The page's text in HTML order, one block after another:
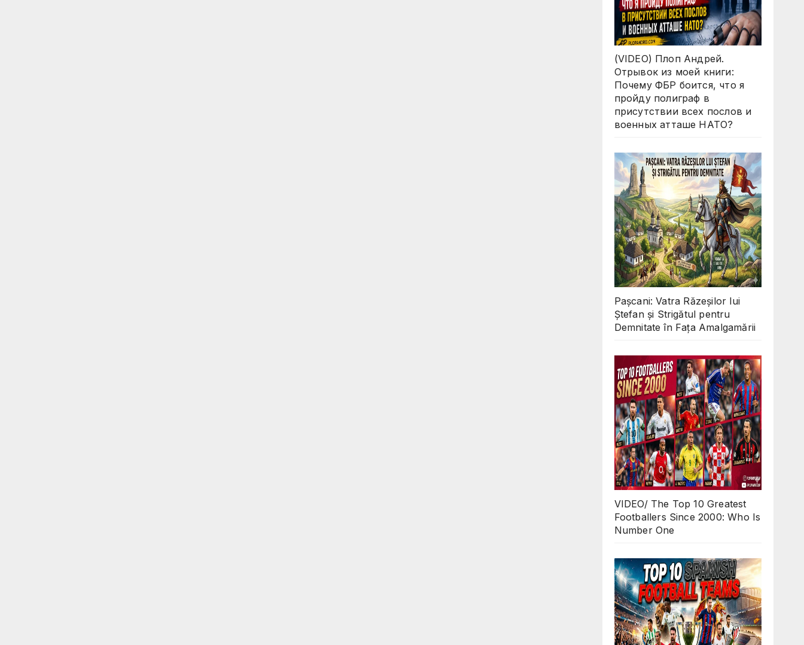
(VIDEO) Плоп Андрей.
Отрывок из моей книги:
Почему ФБР боится, что я
пройду полиграф в
присутствии всех послов и
военных атташе НАТО?
Pașcani: Vatra Răzeșilor lui
Ștefan și Strigătul pentru
Demnitate în Fața Amalgamării
VIDEO/ The Top 10 Greatest
Footballers Since 2000: Who Is
Number One